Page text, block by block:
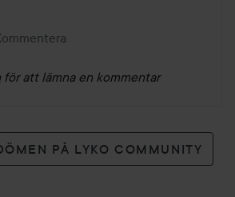
för att lämna en kommentar
PÅ LYKO COMMUNITY